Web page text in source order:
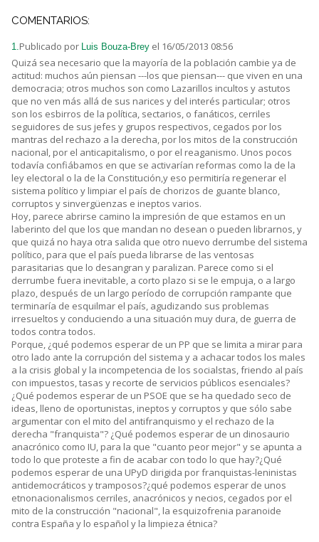
COMENTARIOS:
1.Publicado por Luis Bouza-Brey el 16/05/2013 08:56
Quizá sea necesario que la mayoría de la población cambie ya de
actitud: muchos aún piensan ---los que piensan--- que viven en una
democracia; otros muchos son como Lazarillos incultos y astutos
que no ven más allá de sus narices y del interés particular; otros
son los esbirros de la política, sectarios, o fanáticos, cerriles
seguidores de sus jefes y grupos respectivos, cegados por los
mantras del rechazo a la derecha, por los mitos de la construcción
nacional, por el anticapitalismo, o por el reaganismo. Unos pocos
todavía confiábamos en que se activarían reformas como la de la
ley electoral o la de la Constitución,y eso permitiría regenerar el
sistema político y limpiar el país de chorizos de guante blanco,
corruptos y sinvergüenzas e ineptos varios.
Hoy, parece abrirse camino la impresión de que estamos en un
laberinto del que los que mandan no desean o pueden librarnos, y
que quizá no haya otra salida que otro nuevo derrumbe del sistema
político, para que el país pueda librarse de las ventosas
parasitarias que lo desangran y paralizan. Parece como si el
derrumbe fuera inevitable, a corto plazo si se le empuja, o a largo
plazo, después de un largo período de corrupción rampante que
terminaría de esquilmar el país, agudizando sus problemas
irresueltos y conduciendo a una situación muy dura, de guerra de
todos contra todos.
Porque, ¿qué podemos esperar de un PP que se limita a mirar para
otro lado ante la corrupción del sistema y a achacar todos los males
a la crisis global y la incompetencia de los socialstas, friendo al país
con impuestos, tasas y recorte de servicios públicos esenciales?
¿Qué podemos esperar de un PSOE que se ha quedado seco de
ideas, lleno de oportunistas, ineptos y corruptos y que sólo sabe
argumentar con el mito del antifranquismo y el rechazo de la
derecha "franquista"? ¿Qué podemos esperar de un dinosaurio
anacrónico como IU, para la que "cuanto peor mejor" y se apunta a
todo lo que proteste a fin de acabar con todo lo que hay?¿Qué
podemos esperar de una UPyD dirigida por franquistas-leninistas
antidemocráticos y tramposos?¿qué podemos esperar de unos
etnonacionalismos cerriles, anacrónicos y necios, cegados por el
mito de la construcción "nacional", la esquizofrenia paranoide
contra España y lo español y la limpieza étnica?